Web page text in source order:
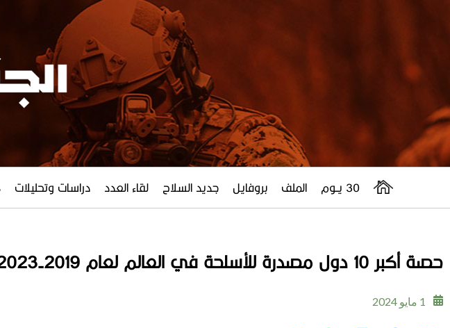
30 يــوم الملف بروفايل جديد السلاح لقاء العدد دراسات وتحليلات
حصة أكبر 10 دول مصدرة للأسلحة في العالم لعام 2019-2023
1 مايو 2024